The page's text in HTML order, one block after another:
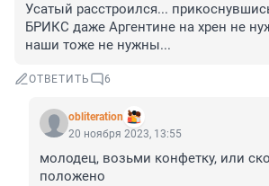
Усатый расстроился...
БРИКС даже Аргентине на хрен не
наши тоже не нужны...
ОТВЕТИТЬ 6
obliteration
20 ноября 2023, 13:55
молодец, возьми конфетку, или
положено